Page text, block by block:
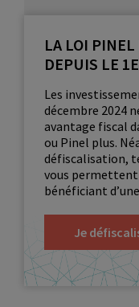
LA LOI PINEL
DEPUIS LE
Les
décembre 2024
avantage fiscal
ou Pinel plus.
défiscalisation,
vous permettent
bénéficiant d’une
Je